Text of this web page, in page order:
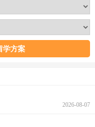
2026-08-07